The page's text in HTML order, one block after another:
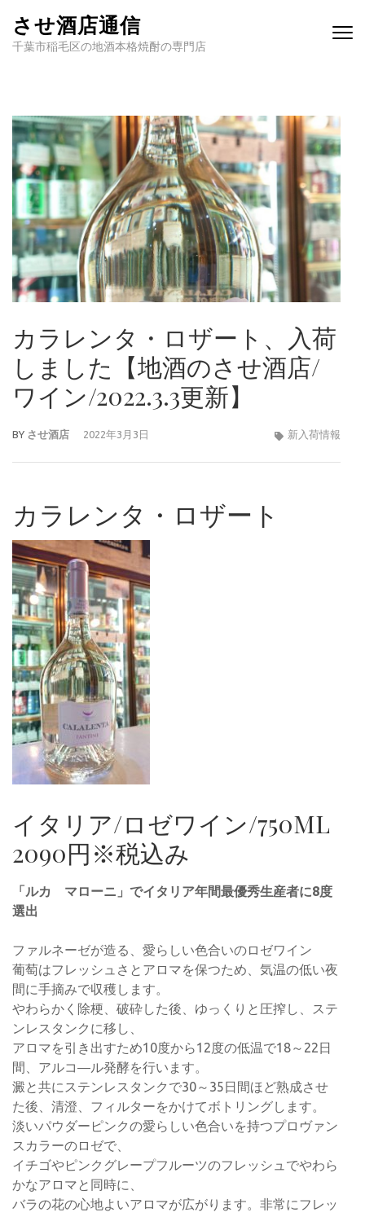
させ酒店通信
千葉市稲毛区の地酒本格焼酎の専門店
カラレンタ・ロザート、入荷
しました【地酒のさせ酒店/
ワイン/2022.3.3更新】
BY させ酒店 2022年3月3日 新入荷情報
カラレンタ・ロザート
イタリア/ロゼワイン/750ML
2090円※税込み
「ルカ マローニ」でイタリア年間最優秀生産者に8度
選出
ファルネーゼが造る、愛らしい色合いのロゼワイン
葡萄はフレッシュさとアロマを保つため、気温の低い夜
間に手摘みで収穫します。
やわらかく除梗、破砕した後、ゆっくりと圧搾し、ステ
ンレスタンクに移し、
アロマを引き出すため10度から12度の低温で18～22日
間、アルコ―ル発酵を行います。
澱と共にステンレスタンクで30～35日間ほど熟成させ
た後、清澄、フィルターをかけてボトリングします。
淡いパウダーピンクの愛らしい色合いを持つプロヴァン
スカラーのロゼで、
イチゴやピンクグレープフルーツのフレッシュでやわら
かなアロマと同時に、
バラの花の心地よいアロマが広がります。非常にフレッ